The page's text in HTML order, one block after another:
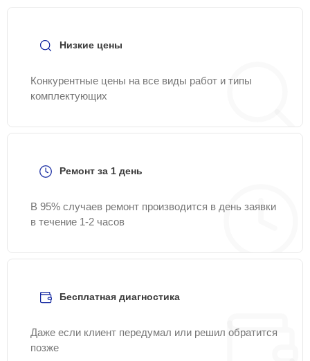
Низкие цены
Конкурентные цены на все виды работ и типы
комплектующих
Ремонт за 1 день
В 95% случаев ремонт производится в день заявки
в течение 1-2 часов
Бесплатная диагностика
Даже если клиент передумал или решил обратится
позже